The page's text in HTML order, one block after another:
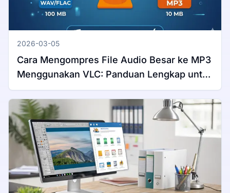
2026-03-05
Cara Mengompres File Audio Besar ke MP3
Menggunakan VLC: Panduan Lengkap untuk
Windows & Mac